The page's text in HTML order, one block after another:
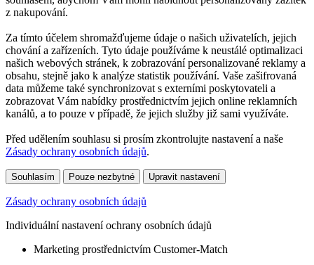
z nakupování.
Za tímto účelem shromažďujeme údaje o našich uživatelích, jejich
chování a zařízeních. Tyto údaje používáme k neustálé optimalizaci
našich webových stránek, k zobrazování personalizované reklamy a
obsahu, stejně jako k analýze statistik používání. Vaše zašifrovaná
data můžeme také synchronizovat s externími poskytovateli a
zobrazovat Vám nabídky prostřednictvím jejich online reklamních
kanálů, a to pouze v případě, že jejich služby již sami využíváte.
Před udělením souhlasu si prosím zkontrolujte nastavení a naše
Zásady ochrany osobních údajů.
Souhlasím Pouze nezbytné Upravit nastavení
Zásady ochrany osobních údajů
Individuální nastavení ochrany osobních údajů
Marketing prostřednictvím Customer-Match